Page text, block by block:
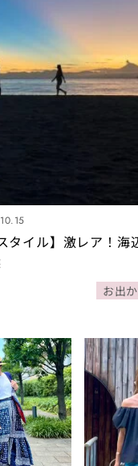
タイル】激レア！海
お出